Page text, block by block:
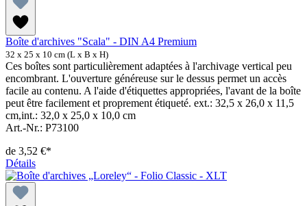
Boîte d'archives "Scala" - DIN A4 Premium
32 x 25 x 10 cm (L x B x H)
Ces boîtes sont particulièrement adaptées à l'archivage vertical peu
encombrant. L'ouverture généreuse sur le dessus permet un accès
facile au contenu. A l'aide d'étiquettes appropriées, l'avant de la boîte
peut être facilement et proprement étiqueté. ext.: 32,5 x 26,0 x 11,5
cm,int.: 32,0 x 25,0 x 10,0 cm
Art.-Nr.: P73100
de 3,52 €*
Détails